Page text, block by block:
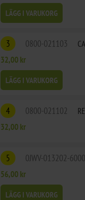
LÄGG I VARUKORG
3 0800-021103
32,00 kr
LÄGG I VARUKORG
4 0800-021102
32,00 kr
5 0JWV-013202-6000
56,00 kr
LÄGG I VARUKORG